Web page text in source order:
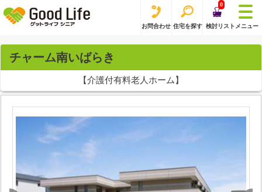
お問合わせ 住宅を探す
0
検討リスト メニュー
チャーム南いばらき
【介護付有料老人ホーム】